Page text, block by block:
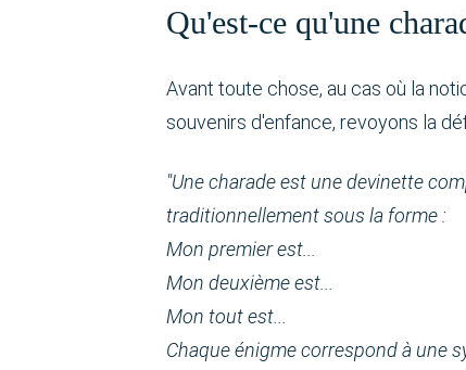
Qu'est-ce qu'une
Avant toute chose, au cas où la
souvenirs d'enfance, revoyons la
"Une charade est une devinette
traditionnellement sous la forme :
Mon premier est...
Mon deuxième est...
Mon tout est...
Chaque énigme correspond à une